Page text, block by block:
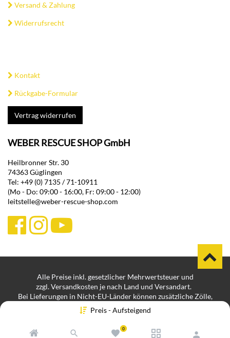
Preis - Aufsteigend
0
Versand & Zahlung
Widerrufsrecht
Kontakt
Rückgabe-Formular
Vertrag widerrufen
WEBER RESCUE SHOP GmbH
Heilbronner Str. 30
74363 Güglingen
Tel: +49 (0) 7135 / 71-10911
(Mo - Do: 09:00 - 16:00, Fr: 09:00 - 12:00)
leitstelle@weber-rescue-shop.com
Alle Preise inkl. gesetzlicher Mehrwertsteuer und
zzgl. Versandkosten je nach Land und Versandart.
Bei Lieferungen in Nicht-EU-Länder können zusätzliche Zölle,
Steuern und Gebühren anfallen.
Datenschutz Hinweisgeberplattform
Cookie-Einstellungen